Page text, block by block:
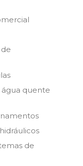
água quente
de